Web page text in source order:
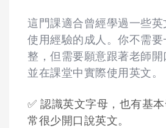
這門課適合曾經學過一些
使用經驗的成人。你不需
整，但需要願意跟著老師開
並在課堂中實際使用英文。
✅ 認識英文字母，也有基
常很少開口說英文。